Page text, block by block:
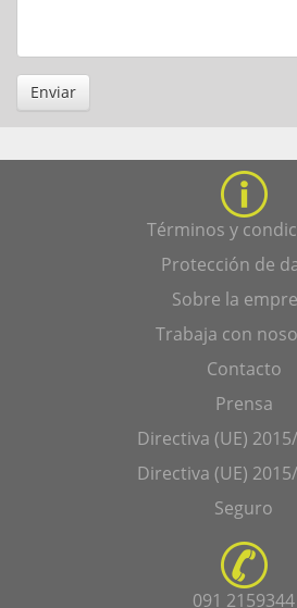
Enviar
Términos y
Protección de
Sobre la
Trabaja con
Contacto
Prensa
Directiva (UE)
Directiva (UE)
Seguro
091 2159344